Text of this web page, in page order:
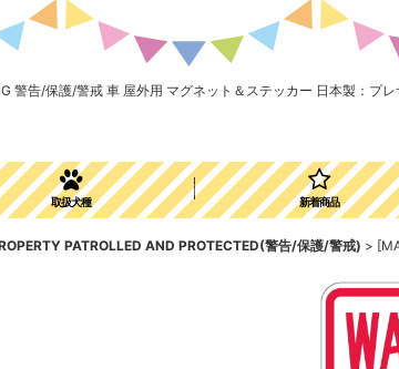
警告/保護/警戒 車 屋外用 マグネット＆ステッカー 日本製：プ
取扱犬種 新着商品
PATROLLED AND PROTECTED(警告/保護/警戒) >